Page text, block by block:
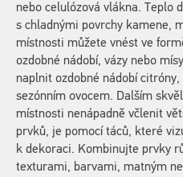
nebo celulózová vlákna. Teplo
s chladnými povrchy kamene,
místnosti můžete vnést ve
ozdobné nádobí, vázy nebo
naplnit ozdobné nádobí
sezónním ovocem. Dalším
místnosti nenápadně včlenit
prvků, je pomocí táců, které
k dekoraci. Kombinujte prvky
texturami, barvami, matným